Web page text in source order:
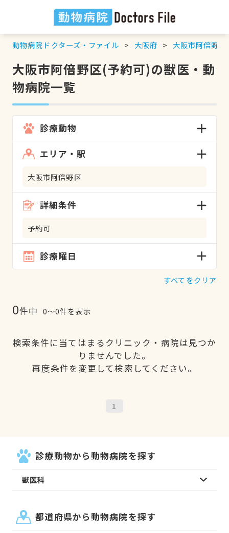
動物病院ドクターズ・ファイル 大阪府 大阪市阿倍野区
大阪市阿倍野区(予約可)の獣医・動
物病院一覧
診療動物
エリア・駅
大阪市阿倍野区
詳細条件
予約可
診療曜日
すべてをクリア
0件中 0〜0件を表示
検索条件に当てはまるクリニック・病院は見つか
りませんでした。
再度条件を変更して検索してください。
1
診療動物から動物病院を探す
獣医科
都道府県から動物病院を探す